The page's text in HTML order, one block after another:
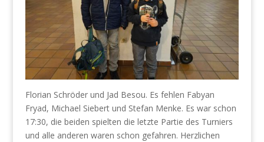
Florian Schröder und Jad Besou. Es fehlen Fabyan
Fryad, Michael Siebert und Stefan Menke. Es war schon
17:30, die beiden spielten die letzte Partie des Turniers
und alle anderen waren schon gefahren. Herzlichen